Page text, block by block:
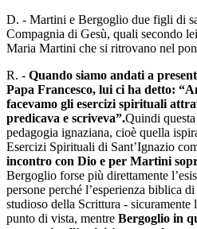
D. - Martini e Bergoglio due figli di
Compagnia di Gesù, quali secondo
Maria Martini che si ritrovano nel
R. - Quando siamo andati a
Papa Francesco, lui ci ha detto:
facevamo gli esercizi spirituali
predicava e scriveva”.Quindi
pedagogia ignaziana, cioè quella
Esercizi Spirituali di Sant’Ignazio
incontro con Dio e per Martini
Bergoglio forse più direttamente
persone perché l’esperienza biblica
studioso della Scrittura - sicuramente
punto di vista, mentre Bergoglio in